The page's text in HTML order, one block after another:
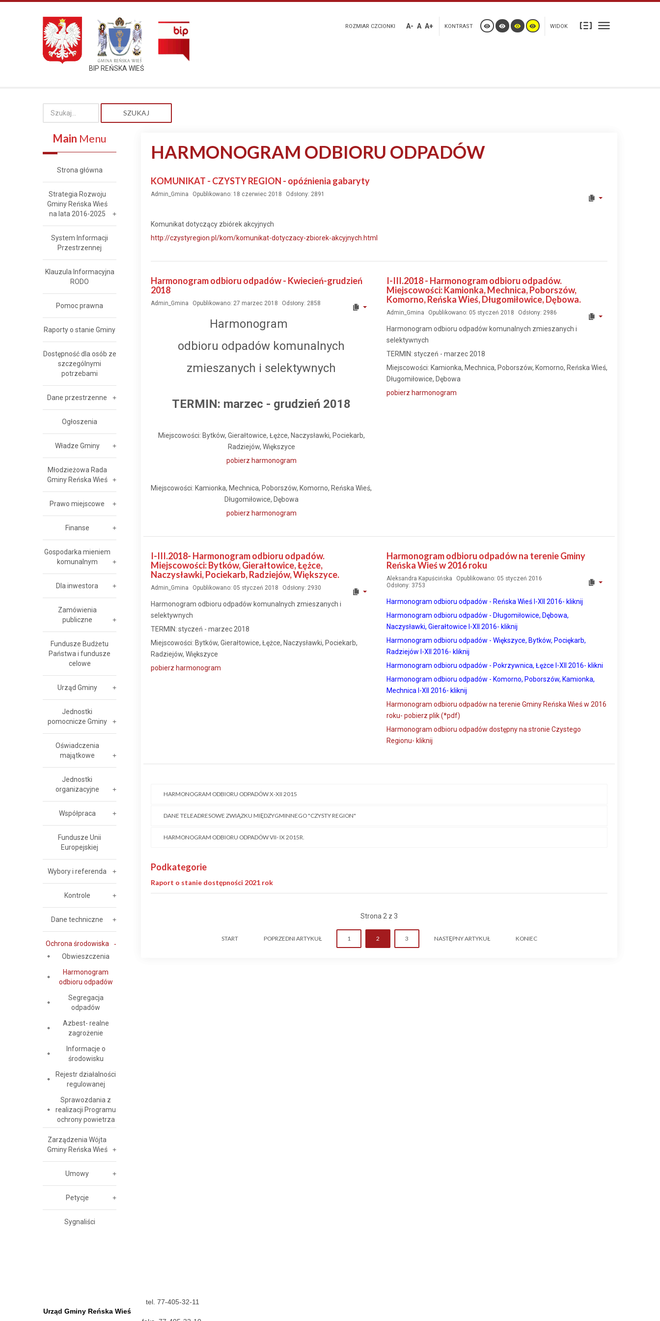
BIP REŃSKA WIEŚ
ROZMIAR CZCIONKI A- A A+ KONTRAST WIDOK
SZUKAJ
HARMONOGRAM ODBIORU ODPADÓW
KOMUNIKAT - CZYSTY REGION - opóźnienia gabaryty
Admin_Gmina Opublikowano: 18 czerwiec 2018 Odsłony: 2891
Komunikat dotyczący zbiórek akcyjnych
http://czystyregion.pl/kom/komunikat-dotyczacy-zbiorek-akcyjnych.html
Harmonogram odbioru odpadów - Kwiecień-grudzień
2018
Admin_Gmina Opublikowano: 27 marzec 2018 Odsłony: 2858
Harmonogram
odbioru odpadów komunalnych
zmieszanych i selektywnych
TERMIN: marzec - grudzień 2018
Miejscowości: Bytków, Gierałtowice, Łężce, Naczysławki, Pociekarb,
Radziejów, Większyce
pobierz harmonogram
Miejscowości: Kamionka, Mechnica, Poborszów, Komorno, Reńska Wieś,
Długomiłowice, Dębowa
pobierz harmonogram
I-III.2018 - Harmonogram odbioru odpadów.
Miejscowości: Kamionka, Mechnica, Poborszów,
Komorno, Reńska Wieś, Długomiłowice, Dębowa.
Admin_Gmina Opublikowano: 05 styczeń 2018 Odsłony: 2986
Harmonogram odbioru odpadów komunalnych zmieszanych i
selektywnych
TERMIN: styczeń - marzec 2018
Miejscowości: Kamionka, Mechnica, Poborszów, Komorno, Reńska Wieś,
Długomiłowice, Dębowa
pobierz harmonogram
I-III.2018- Harmonogram odbioru odpadów.
Miejscowości: Bytków, Gierałtowice, Łężce,
Naczysławki, Pociekarb, Radziejów, Większyce.
Admin_Gmina Opublikowano: 05 styczeń 2018 Odsłony: 2930
Harmonogram odbioru odpadów komunalnych zmieszanych i
selektywnych
TERMIN: styczeń - marzec 2018
Miejscowości: Bytków, Gierałtowice, Łężce, Naczysławki, Pociekarb,
Radziejów, Większyce
pobierz harmonogram
Harmonogram odbioru odpadów na terenie Gminy
Reńska Wieś w 2016 roku
Aleksandra Kapuścińska
Opublikowano: 05 styczeń 2016
Odsłony: 3753
Harmonogram odbioru odpadów - Reńska Wieś I-XII 2016- kliknij
Harmonogram odbioru odpadów - Długomiłowice, Dębowa,
Naczysławki, Gierałtowice I-XI
I 2016- kliknij
Harmonogram odbioru odpadów - Większyce, Bytków, Pociękarb,
Radziejów I-XI
I 2016- kliknij
Harmonogram odbioru odpadów - Pokrzywnica, Łężce I-XII 2016- klikni
Harmonogram odbioru odpadów - Komorno, Poborszów, Kamionka,
Mechnica I-XII 2016- kliknij
Harmonogram odbioru odpadów na terenie Gminy Reńska Wieś w 2016
roku- pobierz plik (*pdf)
Harmonogram odbioru odpadów dostępny na stronie Czystego
Regionu- kliknij
HARMONOGRAM ODBIORU ODPADÓW X-XII 2015
DANE TELEADRESOWE ZWIĄZKU MIĘDZYGMINNEGO "CZYSTY REGION"
HARMONOGRAM ODBIORU ODPADÓW VII- IX 2015R.
Podkategorie
Raport o stanie dostępności 2021 rok
Strona 2 z 3
START POPRZEDNI ARTYKUŁ 1 2 3 NASTĘPNY ARTYKUŁ KONIEC
Main Menu
Strona główna
Strategia Rozwoju
Gminy Reńska Wieś
na lata 2016-2025
System Informacji
Przestrzennej
Klauzula Informacyjna
RODO
Pomoc prawna
Raporty o stanie Gminy
Dostępność dla osób ze
szczególnymi
potrzebami
Dane przestrzenne
Ogłoszenia
Władze Gminy
Młodzieżowa Rada
Gminy Reńska Wieś
Prawo miejscowe
Finanse
Gospodarka mieniem
komunalnym
Dla inwestora
Zamówienia
publiczne
Fundusze Budżetu
Państwa i fundusze
celowe
Urząd Gminy
Jednostki
pomocnicze Gminy
Oświadczenia
majątkowe
Jednostki
organizacyjne
Współpraca
Fundusze Unii
Europejskiej
Wybory i referenda
Kontrole
Dane techniczne
Ochrona środowiska
Obwieszczenia
Harmonogram
odbioru odpadów
Segregacja
odpadów
Azbest- realne
zagrożenie
Informacje o
środowisku
Rejestr działalności
regulowanej
Sprawozdania z
realizacji Programu
ochrony powietrza
Zarządzenia Wójta
Gminy Reńska Wieś
Umowy
Petycje
Sygnaliści
Urząd Gminy Reńska Wieś
tel. 77-405-32-11